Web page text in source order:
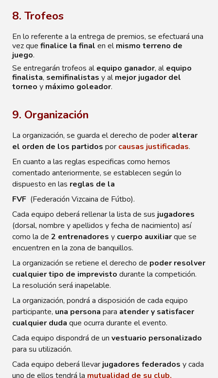
8. Trofeos
En lo referente a la entrega de premios, se efectuará una
vez quefinalice la final en elmismo terreno de
juego.
Se entregarán trofeos alequipo ganador, alequipo
finalista, semifinalistas y almejor jugador del
torneo y máximo goleador.
9. Organización
La organización, se guarda el derecho de poder alterar
el orden de los partidos por causas justificadas.
En cuanto a las reglas especificas como hemos
comentado anteriormente, se establecen según lo
dispuesto en las reglas de la
FVF (Federación Vizcaina de Fútbo).
Cada equipo deberá rellenar la lista de sus jugadores
(dorsal, nombre y apellidos y fecha de nacimiento) así
como la de2 entrenadores y cuerpo auxiliarque se
encuentren en la zona de banquillos.
La organización se retiene el derecho de poder resolver
cualquier tipo de imprevisto durante la competición.
La resolución será inapelable.
La organización, pondrá a disposición de cada equipo
participante, una personapara atender y satisfacer
cualquier duda que ocurra durante el evento.
Cada equipo dispondrá de unvestuario personalizado
para su utilización.
Cada equipo deberá llevar jugadores federados y cada
uno de ellos tendrá la mutualidad de su club.